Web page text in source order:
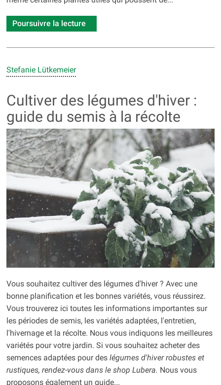
Poursuivre la lecture
Stefanie Lütkemeier
Cultiver des légumes d'hiver :
guide du semis à la récolte
Vous souhaitez cultiver des légumes d'hiver ? Avec une
bonne planification et les bonnes variétés, vous réussirez.
Vous trouverez ici toutes les informations importantes sur
les périodes de semis, les variétés adaptées, l'entretien,
l'hivernage et la récolte. Nous vous indiquons les meilleures
variétés pour votre jardin. Si vous souhaitez acheter des
semences adaptées pour des légumes d'hiverrobustes et
rustiques, rendez-vous dans le shop Lubera. Nous vous
proposons également un guide...